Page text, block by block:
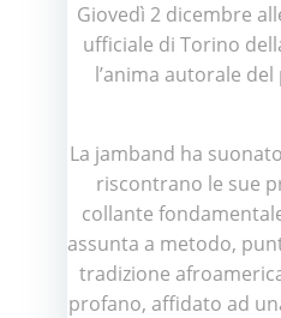
Giovedì 2 dicembre
ufficiale di Torino
l’anima autorale
La jamband ha
riscontrano le sue
collante
assunta a metodo,
tradizione
profano, affidato ad